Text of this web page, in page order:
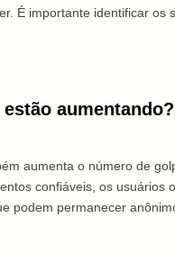
É importante identificar
aumentando?
aumenta o número de
confiáveis, os
podem permanecer